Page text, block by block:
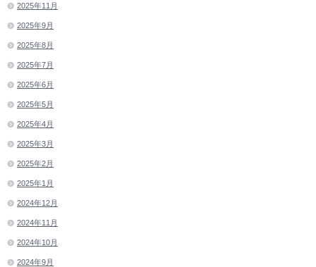
2025年11月
2025年9月
2025年8月
2025年7月
2025年6月
2025年5月
2025年4月
2025年3月
2025年2月
2025年1月
2024年12月
2024年11月
2024年10月
2024年9月